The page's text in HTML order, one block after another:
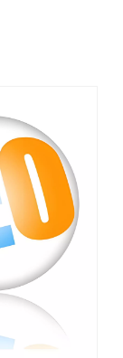
”？首先，我
是桌面端决策